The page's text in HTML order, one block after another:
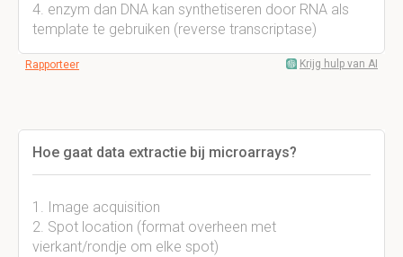
4. enzym dan DNA kan synthetiseren door RNA als
template te gebruiken (reverse transcriptase)
Rapporteer Krijg hulp van AI
Hoe gaat data extractie bij microarrays?
1. Image acquisition
2. Spot location (format overheen met
vierkant/rondje om elke spot)